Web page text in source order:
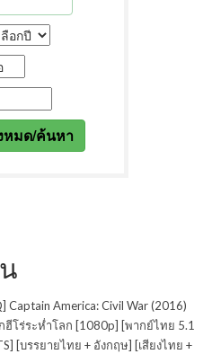
Captain America: Civil War (2016)
ฮีโร่ระห่ำโลก [1080p] [พากย์ไทย 5.1
[บรรยายไทย + อังกฤษ] [เสียงไทย +